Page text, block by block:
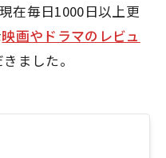
在毎日1000日以上更
映画やドラマのレビュ
ました。